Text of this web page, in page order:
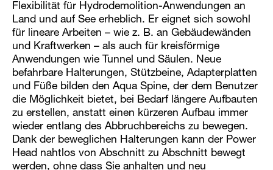
Flexibilität für Hydrodemolition-Anwendungen an
Land und auf See erheblich. Er eignet sich sowohl
für lineare Arbeiten – wie z. B. an Gebäudewänden
und Kraftwerken – als auch für kreisförmige
Anwendungen wie Tunnel und Säulen. Neue
befahrbare Halterungen, Stützbeine, Adapterplatten
und Füße bilden den Aqua Spine, der dem Benutzer
die Möglichkeit bietet, bei Bedarf längere Aufbauten
zu erstellen, anstatt einen kürzeren Aufbau immer
wieder entlang des Abbruchbereichs zu bewegen.
Dank der beweglichen Halterungen kann der Power
Head nahtlos von Abschnitt zu Abschnitt bewegt
werden, ohne dass Sie anhalten und neu